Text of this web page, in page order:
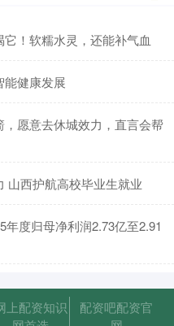
！软糯水灵，还能补气血
能健康发展
愿意去休城效力，直言会帮
山西护航高校毕业生就业
度归母净利润2.73亿至2.91
上配资知识
配资吧配资官